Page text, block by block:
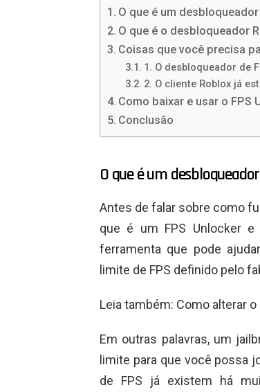
O que é um desbloqueador
O que é o desbloqueador
Coisas que você precisa
1. O desbloqueador de
2. O cliente Roblox já
Como baixar e usar o FPS
Conclusão
O que é um
Antes de falar sobre como
que é um FPS Unlocker
ferramenta que pode
limite de FPS definido pelo
Leia também: Como alterar
Em outras palavras, um
limite para que você possa
de FPS já existem há